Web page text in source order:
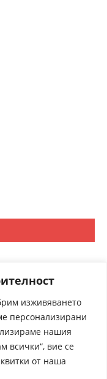
изживяването
персонализирани
нашия
всички“, вие се
от наша